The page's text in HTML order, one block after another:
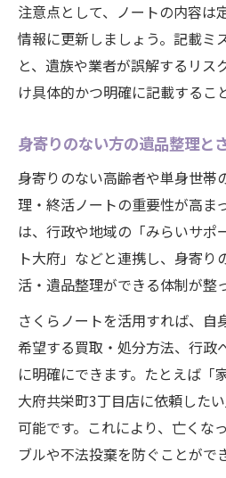
注意点として、ノートの内容は
情報に更新しましょう。記載ミ
と、遺族や業者が誤解するリス
け具体的かつ明確に記載するこ
身寄りのない方の遺品整理と
身寄りのない高齢者や単身世帯
理・終活ノートの重要性が高ま
は、行政や地域の「みらいサポ
ト大府」などと連携し、身寄
活・遺品整理ができる体制が整
さくらノートを活用すれば、自
希望する買取・処分方法、行政
に明確にできます。たとえば「
大府共栄町3丁目店に依頼した
可能です。これにより、亡くな
ブルや不法投棄を防ぐことがで